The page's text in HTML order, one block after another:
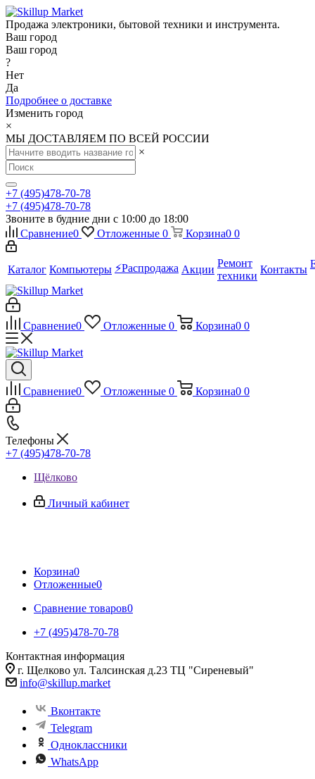
Продажа электроники, бытовой техники и инструмента.
Ваш город
Ваш город
?
Нет
Да
Подробнее о доставке
Изменить город
×
МЫ ДОСТАВЛЯЕМ ПО ВСЕЙ РОССИИ
×
+7 (495)478-70-78
+7 (495)478-70-78
Звоните в будние дни с 10:00 до 18:00
Сравнение0 Отложенные 0 Корзина0 0
Каталог Компьютеры ⚡️Распродажа Акции
Ремонт
техники
Контакты
Сравнение0 Отложенные 0 Корзина0 0
Сравнение0 Отложенные 0 Корзина0 0
Телефоны
+7 (495)478-70-78
Щёлково
Личный кабинет
Корзина0
Отложенные0
Сравнение товаров0
+7 (495)478-70-78
Контактная информация
г. Щелково ул. Талсинская д.23 ТЦ "Сиреневый"
info@skillup.market
Вконтакте
Telegram
Одноклассники
WhatsApp